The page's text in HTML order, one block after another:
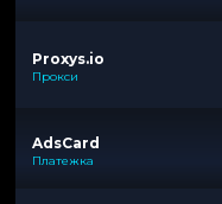
Proxys.io
Прокси
AdsCard
Платежка